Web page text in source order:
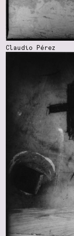
Claudio Pérez